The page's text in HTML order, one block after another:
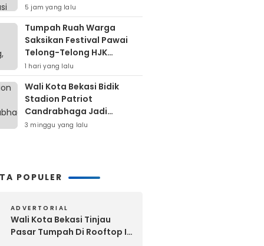
5 jam yang lalu
Tumpah Ruah Warga
Saksikan Festival Pawai
Telong-Telong HJK
Padang ke-357
1 hari yang lalu
Wali Kota Bekasi Bidik
Stadion Patriot
Candrabhaga Jadi
Kawasan Sport City Dan
3 minggu yang lalu
POPULER
ADVERTORIAL
Wali Kota Bekasi Tinjau
Pasar Tumpah Di Rooftop I